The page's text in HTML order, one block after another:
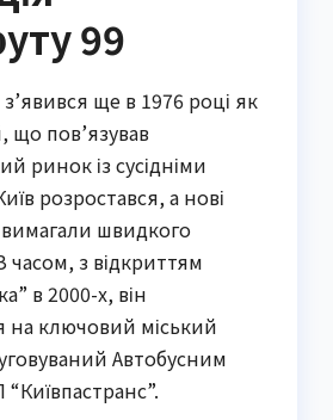
99
ще в 1976 році як
пов’язував
ринок із сусідніми
розростався, а нові
швидкого
часом, з відкриттям
в 2000-х, він
на ключовий міський
Автобусним